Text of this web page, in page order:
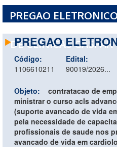
PREGAO
DE CLINICAS
PREGAO
Código:
1106610211
Edital:
90019/2026...
Objeto:
contratacao de
ministrar o curso acls
(suporte avancado de vida
pela necessidade de
profissionais de saude nos
avancado de vida em